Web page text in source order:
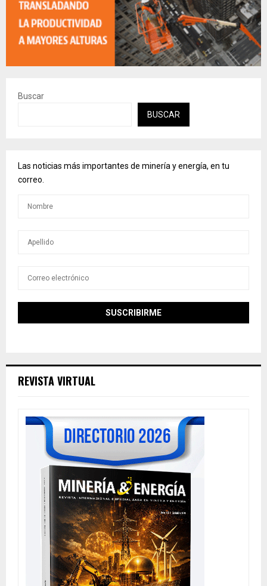
Buscar
BUSCAR
Las noticias más importantes de minería y energía, en tu
correo.
REVISTA VIRTUAL